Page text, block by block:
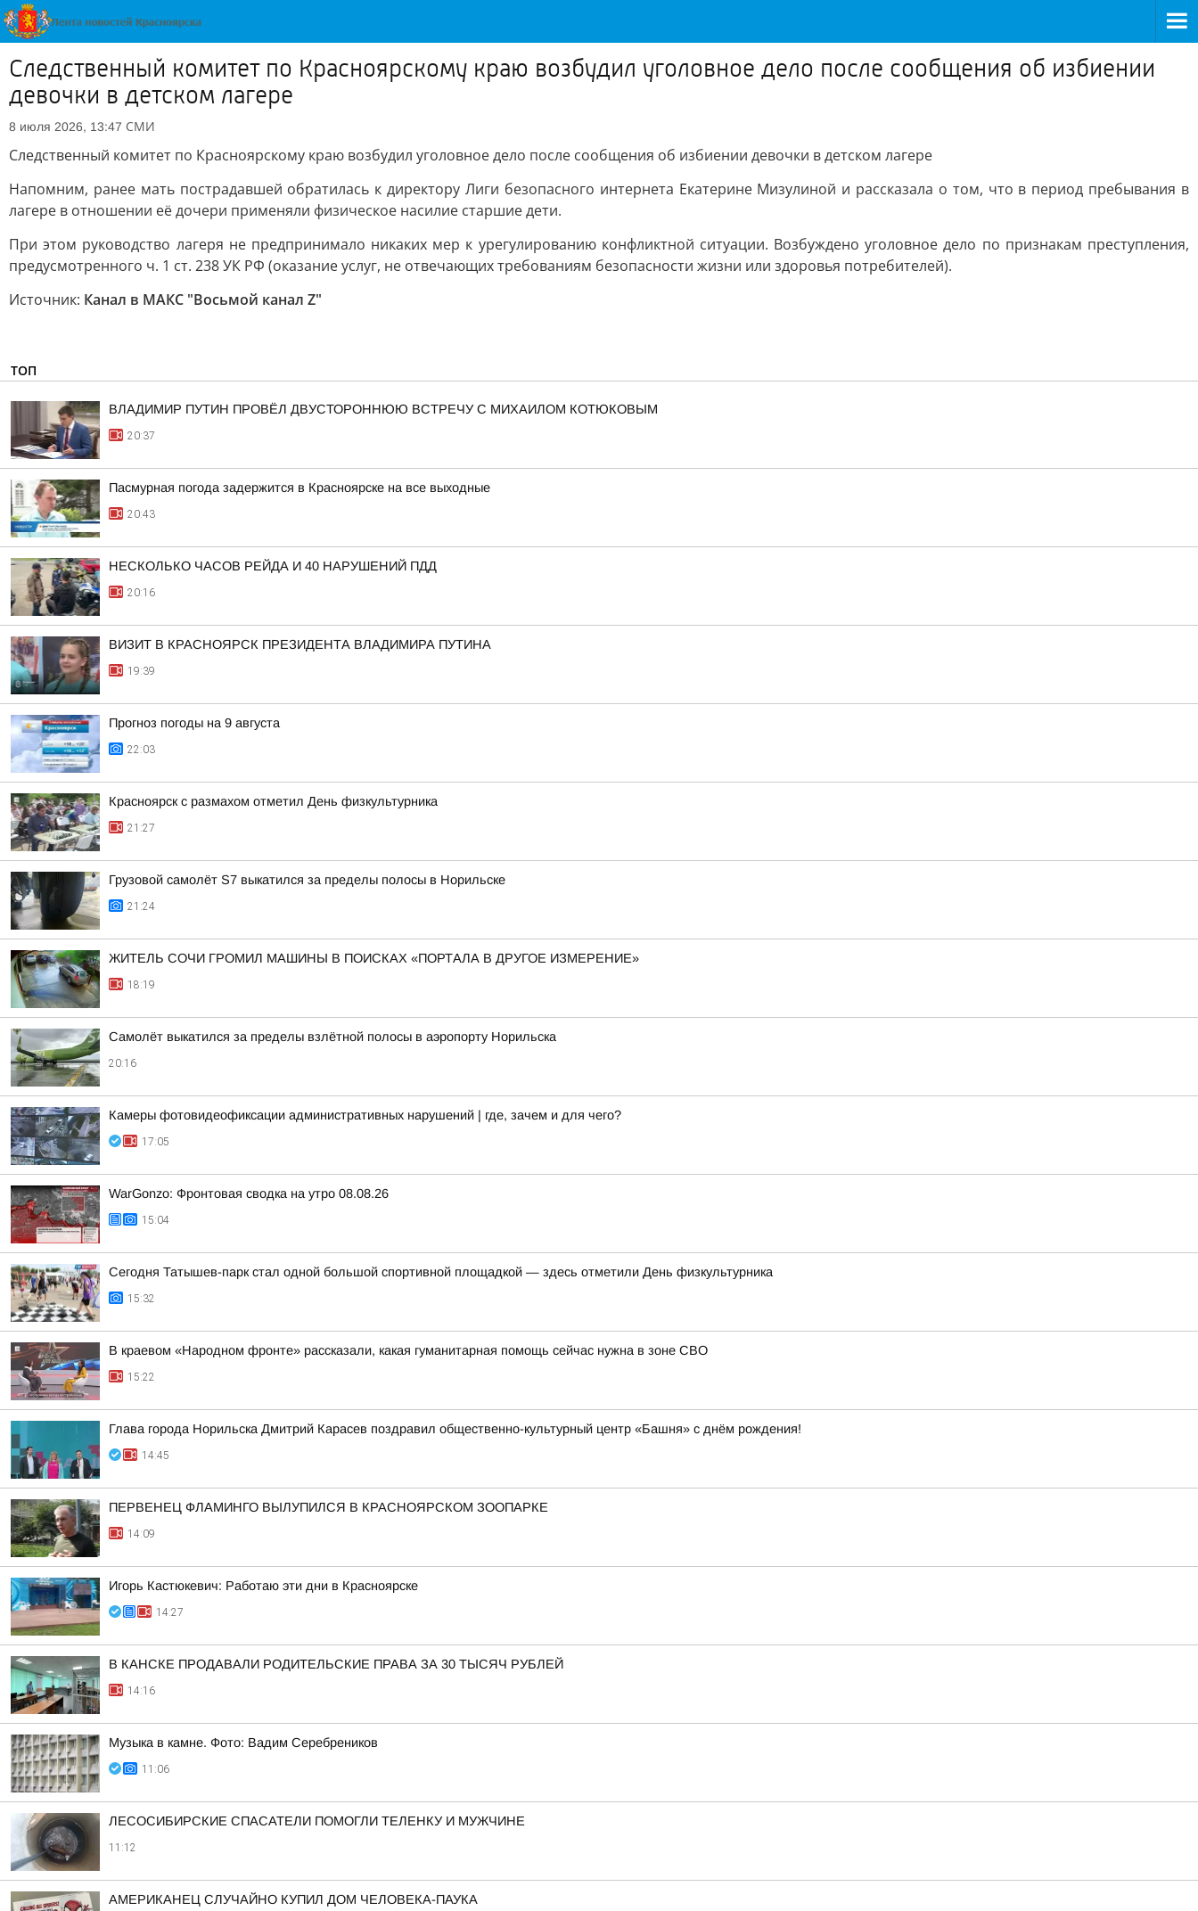
Следственный комитет по Красноярскому краю возбудил уголовное дело после сообщения об избиении
девочки в детском лагере
8 июля 2026, 13:47 СМИ
Следственный комитет по Красноярскому краю возбудил уголовное дело после сообщения об избиении девочки в детском лагере
Напомним, ранее мать пострадавшей обратилась к директору Лиги безопасного интернета Екатерине Мизулиной и рассказала о том, что в период пребывания в
лагере в отношении её дочери применяли физическое насилие старшие дети.
При этом руководство лагеря не предпринимало никаких мер к урегулированию конфликтной ситуации. Возбуждено уголовное дело по признакам преступления,
предусмотренного ч. 1 ст. 238 УК РФ (оказание услуг, не отвечающих требованиям безопасности жизни или здоровья потребителей).
Источник: Канал в МАКС "Восьмой канал Z"
ТОП
ВЛАДИМИР ПУТИН ПРОВЁЛ ДВУСТОРОННЮЮ ВСТРЕЧУ С МИХАИЛОМ КОТЮКОВЫМ
20:37
Пасмурная погода задержится в Красноярске на все выходные
20:43
НЕСКОЛЬКО ЧАСОВ РЕЙДА И 40 НАРУШЕНИЙ ПДД
20:16
ВИЗИТ В КРАСНОЯРСК ПРЕЗИДЕНТА ВЛАДИМИРА ПУТИНА
19:39
Прогноз погоды на 9 августа
22:03
Красноярск с размахом отметил День физкультурника
21:27
Грузовой самолёт S7 выкатился за пределы полосы в Норильске
21:24
ЖИТЕЛЬ СОЧИ ГРОМИЛ МАШИНЫ В ПОИСКАХ «ПОРТАЛА В ДРУГОЕ ИЗМЕРЕНИЕ»
18:19
Самолёт выкатился за пределы взлётной полосы в аэропорту Норильска
20:16
Камеры фотовидеофиксации административных нарушений | где, зачем и для чего?
17:05
WarGonzo: Фронтовая сводка на утро 08.08.26
15:04
Сегодня Татышев-парк стал одной большой спортивной площадкой — здесь отметили День физкультурника
15:32
В краевом «Народном фронте» рассказали, какая гуманитарная помощь сейчас нужна в зоне СВО
15:22
Глава города Норильска Дмитрий Карасев поздравил общественно-культурный центр «Башня» с днём рождения!
14:45
ПЕРВЕНЕЦ ФЛАМИНГО ВЫЛУПИЛСЯ В КРАСНОЯРСКОМ ЗООПАРКЕ
14:09
Игорь Кастюкевич: Работаю эти дни в Красноярске
14:27
В КАНСКЕ ПРОДАВАЛИ РОДИТЕЛЬСКИЕ ПРАВА ЗА 30 ТЫСЯЧ РУБЛЕЙ
14:16
Музыка в камне. Фото: Вадим Серебреников
11:06
ЛЕСОСИБИРСКИЕ СПАСАТЕЛИ ПОМОГЛИ ТЕЛЕНКУ И МУЖЧИНЕ
11:12
АМЕРИКАНЕЦ СЛУЧАЙНО КУПИЛ ДОМ ЧЕЛОВЕКА-ПАУКА